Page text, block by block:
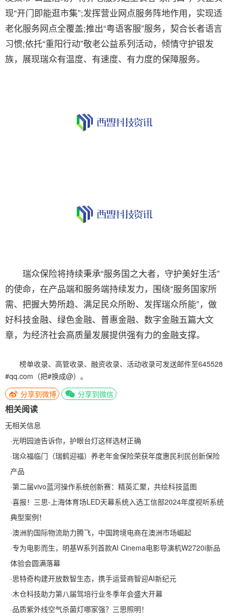
现“开门即能逛市集”;发挥营业网点服务阵地作用，实现适
老化服务网点全覆盖;推出“粤语客服”服务，契合长者语言
习惯;依托“重阳行动”敬老公益系列活动，倾情守护银发
族，展现瑞众有温度、有速度、有力度的保障服务。
瑞众保险将持续秉承“服务国之大者，守护美好生活”
的使命，在产品端和服务端持续发力，围绕“服务国家所
需、把握大势所趋、满足民众所盼、发挥瑞众所能”，做
好科技金融、绿色金融、普惠金融、数字金融五篇大文
章，为经济社会高质量发展提供强有力的金融支撑。
榜单收录、高管收录、融资收录、活动收录可发送邮件至645528
#qq.com（把#换成@）。
分享到微博
分享到微信
相关阅读
无相关信息
·光明园迪告诉你，护眼台灯这样选材正确
·瑞众福临门（瑞鹤迎福）养老年金保险荣获年度惠民利民创新保险
产品
·第二届vivo蓝河操作系统创新赛：精英汇聚，共绘科技蓝图
·喜报！三思-上海体育场LED天幕系统入选工信部2024年度视听系统
典型案例！
·澳洲豹国际物流助力腾飞，中国跨境电商在澳洲市场崛起
·专为电影而生，明基W系列首款AI Cinema电影导演机W2720i新品
体验会圆满落幕
·思特奇构建开放数智生态，携手运营商智迎AI新纪元
·木仓科技助力第八届驾培行业冬季年会盛大开幕
·品质紫外线空气杀菌灯哪家强？三思照明！